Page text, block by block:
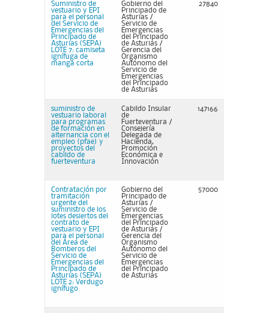
Suministro de
vestuario y EPI
para el personal
del Servicio de
Emergencias del
Principado de
Asturias (SEPA)
LOTE 7: camiseta
ignífuga de
manga corta
Gobierno del
Principado de
Asturias /
Servicio de
Emergencias
del Principado
de Asturias /
Gerencia del
Organismo
Autónomo del
Servicio de
Emergencias
del Principado
de Asturias
27840
suministro de
vestuario laboral
para programas
de formación en
alternancia con el
empleo (pfae) y
proyectos del
cabildo de
fuerteventura
Cabildo Insular
de
Fuerteventura /
Consejería
Delegada de
Hacienda,
Promoción
Económica e
Innovación
147166
Contratación por
tramitación
urgente del
suministro de los
lotes desiertos del
contrato de
vestuario y EPI
para el personal
del Área de
Bomberos del
Servicio de
Emergencias del
Principado de
Asturias (SEPA)
LOTE 2: Verdugo
ignífugo
Gobierno del
Principado de
Asturias /
Servicio de
Emergencias
del Principado
de Asturias /
Gerencia del
Organismo
Autónomo del
Servicio de
Emergencias
del Principado
de Asturias
57000